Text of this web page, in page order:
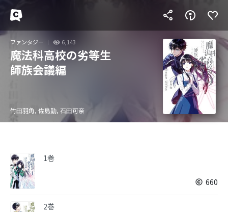
ファンタジー 6,143
魔法科高校の劣等生
師族会議編
竹田羽角, 佐島勤, 石田可奈
1巻
660
2巻